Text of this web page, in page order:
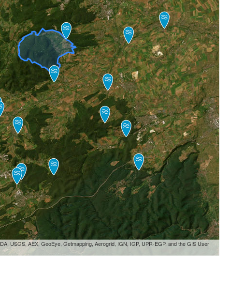
USGS, AEX, GeoEye, Getmapping, Aerogrid, IGN, IGP, UPR-EGP, and the GIS User